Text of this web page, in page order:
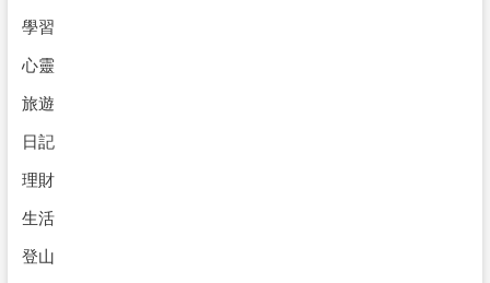
學習
心靈
旅遊
日記
理財
生活
登山